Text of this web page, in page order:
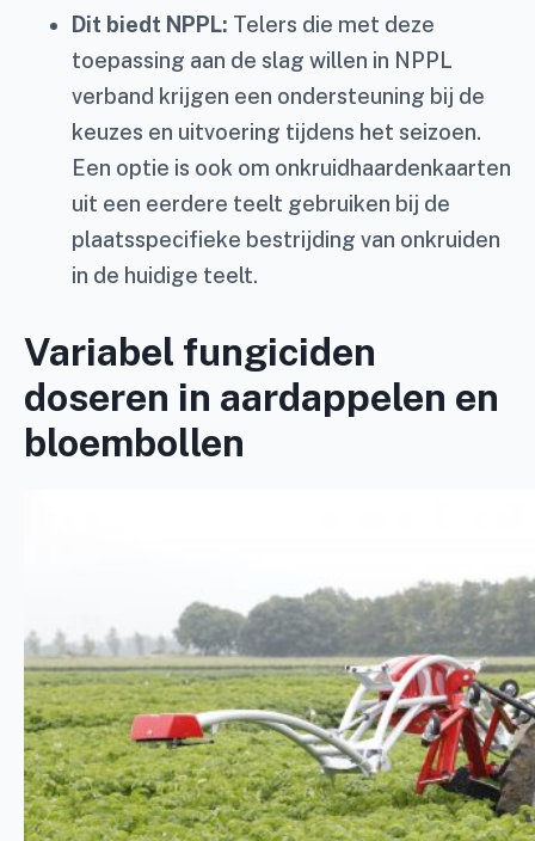
Dit biedt NPPL: Telers die met deze
toepassing aan de slag willen in NPPL
verband krijgen een ondersteuning bij de
keuzes en uitvoering tijdens het seizoen.
Een optie is ook om onkruidhaardenkaarten
uit een eerdere teelt gebruiken bij de
plaatsspecifieke bestrijding van onkruiden
in de huidige teelt.
Variabel fungiciden
doseren in aardappelen en
bloembollen